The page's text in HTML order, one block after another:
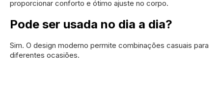
proporcionar conforto e ótimo ajuste no corpo.
Pode ser usada no dia a dia?
Sim. O design moderno permite combinações casuais para
diferentes ocasiões.